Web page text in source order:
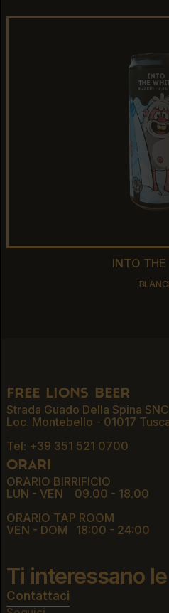
INTO THE
INTO THE
free lions beer
Strada Guado Della Spina SNC
Loc. Montebello - 01017
Tel: +39 351 521 0700
orari
ORARIO BIRRIFICIO
LUN - VEN 09.00 - 18.00
ORARIO TAP ROOM
VEN - DOM 18:00 - 24:00
Ti interessano
Contattaci